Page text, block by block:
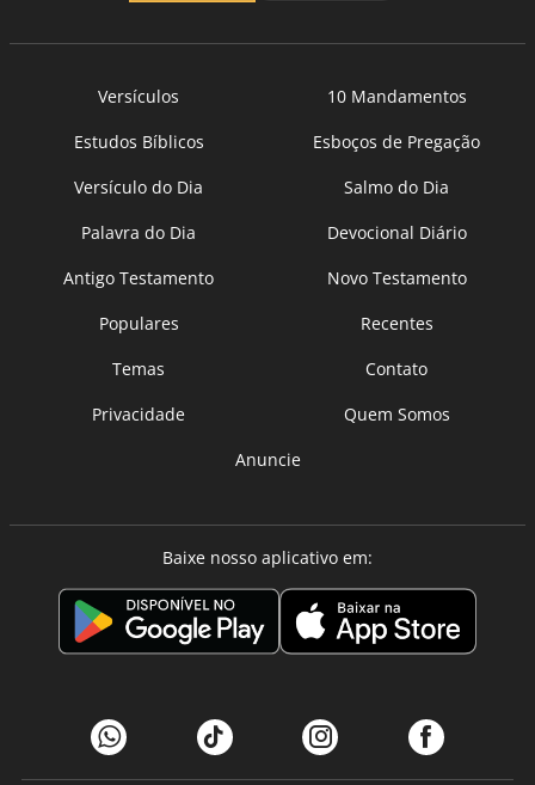
Versículos
10 Mandamentos
Estudos Bíblicos
Esboços de Pregação
Versículo do Dia
Salmo do Dia
Palavra do Dia
Devocional Diário
Antigo Testamento
Novo Testamento
Populares
Recentes
Temas
Contato
Privacidade
Quem Somos
Anuncie
Baixe nosso aplicativo em: